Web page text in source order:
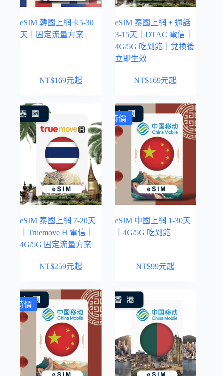
eSIM 韓國上網卡5-30
天｜固定流量方案
NT$169元起
eSIM 泰國上網 + 通話
3-15天｜DTAC 電信｜
4G/5G 吃到飽｜兌換後
立即生效
NT$169元起
eSIM 泰國上網 7-20天
｜Truemove H 電信｜
4G/5G 固定流量方案
NT$259元起
特價
eSIM 中國上網 1-30天
｜4G/5G 吃到飽
NT$99元起
特價